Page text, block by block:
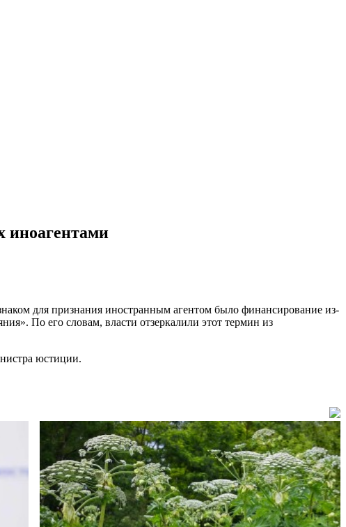
иноагентами
для признания иностранным агентом было финансирование из-
По его словам, власти отзеркалили этот термин из
юстиции.